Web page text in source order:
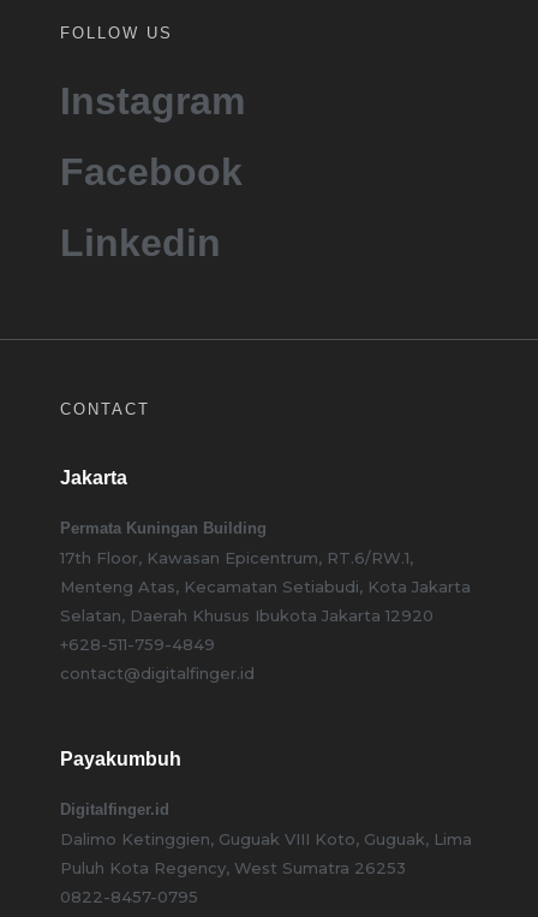
FOLLOW US
Instagram
Facebook
Linkedin
CONTACT
Jakarta
Permata Kuningan Building
17th Floor, Kawasan Epicentrum, RT.6/RW.1,
Menteng Atas, Kecamatan Setiabudi, Kota Jakarta
Selatan, Daerah Khusus Ibukota Jakarta 12920
+628-511-759-4849
contact@digitalfinger.id
Payakumbuh
Digitalfinger.id
Dalimo Ketinggien, Guguak VIII Koto, Guguak, Lima
Puluh Kota Regency, West Sumatra 26253
0822-8457-0795